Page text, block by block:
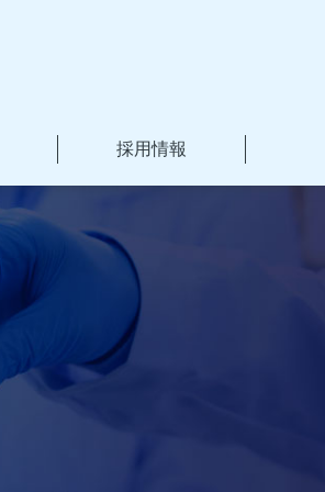
採用情報